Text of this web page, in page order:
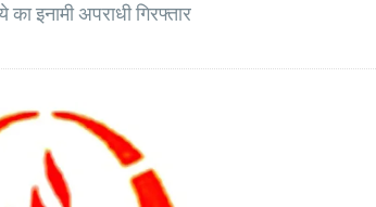
इनामी अपराधी गिरफ्तार